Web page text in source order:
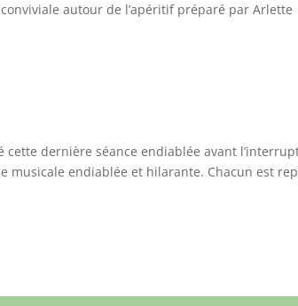
autour de l’apéritif préparé par Arlette
cette dernière séance endiablée avant
musicale endiablée et hilarante. Chacun est